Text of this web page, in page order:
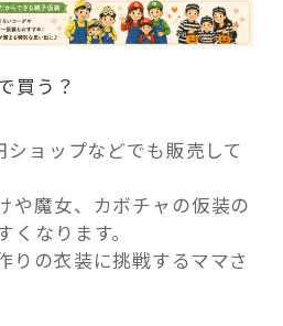
買う？
ョップなどでも販売して
や魔女、カボチャの仮装の
なります。
りの衣装に挑戦するママさ